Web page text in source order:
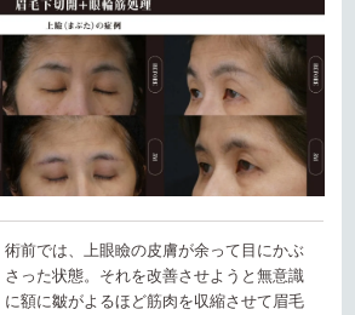
術前では、上眼瞼の皮膚が余って目にかぶ
さった状態。それを改善させようと無意識
に額に皺がよるほど筋肉を収縮させて眉毛